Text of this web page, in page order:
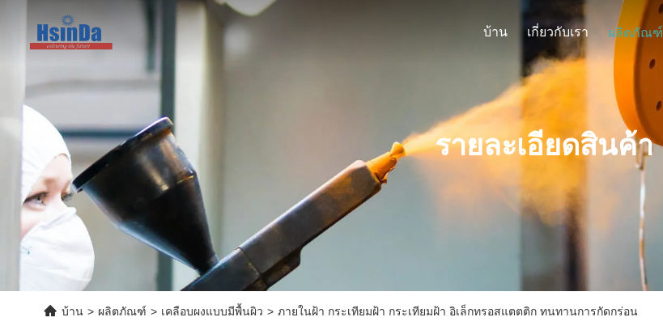
บ้าน เกี่ยวกับเรา ผลิตภัณฑ์
รายละเอียดสินค้า
บ้าน > ผลิตภัณฑ์ > เคลือบผงแบบมีพื้นผิว > ภายในฝ้า กระเทียมฝ้า กระเทียมฝ้า อิเล็กทรอสแตตติก ทนทานการกัดกร่อน